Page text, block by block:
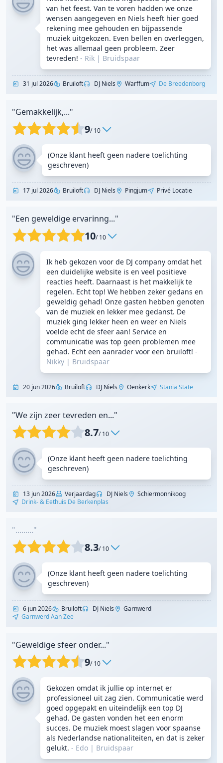
van het feest. Van te voren hadden we onze
wensen aangegeven en Niels heeft hier goed
rekening mee gehouden en bijpassende
muziek uitgekozen. Even bellen en overleggen,
het was allemaal geen probleem. Zeer
tevreden! - Rik | Bruidspaar
31 jul 2026 Bruiloft DJ Niels Warffum De Breedenborg
"Gemakkelijk,..."
9/ 10
(Onze klant heeft geen nadere toelichting
geschreven)
17 jul 2026 Bruiloft DJ Niels Pingjum Privé Locatie
"Een geweldige ervarinng..."
10/ 10
Ik heb gekozen voor de DJ company omdat het
een duidelijke website is en veel positieve
reacties heeft. Daarnaast is het makkelijk te
regelen. Echt top! We hebben zeker gedans en
geweldig gehad! Onze gasten hebben genoten
van de muziek en lekker mee gedanst. De
muziek ging lekker heen en weer en Niels
voelde echt de sfeer aan! Service en
communicatie was top geen problemen mee
gehad. Echt een aanrader voor een bruiloft! -
Nikky | Bruidspaar
20 jun 2026 Bruiloft DJ Niels Oenkerk Stania State
"We zijn zeer tevreden en..."
8.7/ 10
(Onze klant heeft geen nadere toelichting
geschreven)
13 jun 2026 Verjaardag DJ Niels
Schiermonnikoog
Drink- & Eethuis De Berkenplas
"........."
8.3/ 10
(Onze klant heeft geen nadere toelichting
geschreven)
6 jun 2026 Bruiloft DJ Niels
Garnwerd
Garnwerd Aan Zee
"Geweldige sfeer onder..."
9/ 10
Gekozen omdat ik jullie op internet er
professioneel uit zag zien. Communicatie werd
goed opgepakt en uiteindelijk een top DJ
gehad. De gasten vonden het een enorm
succes. De muziek moest slagen voor spaanse
als Nederlandse nationaliteiten, en dat is zeker
gelukt. - Edo | Bruidspaar